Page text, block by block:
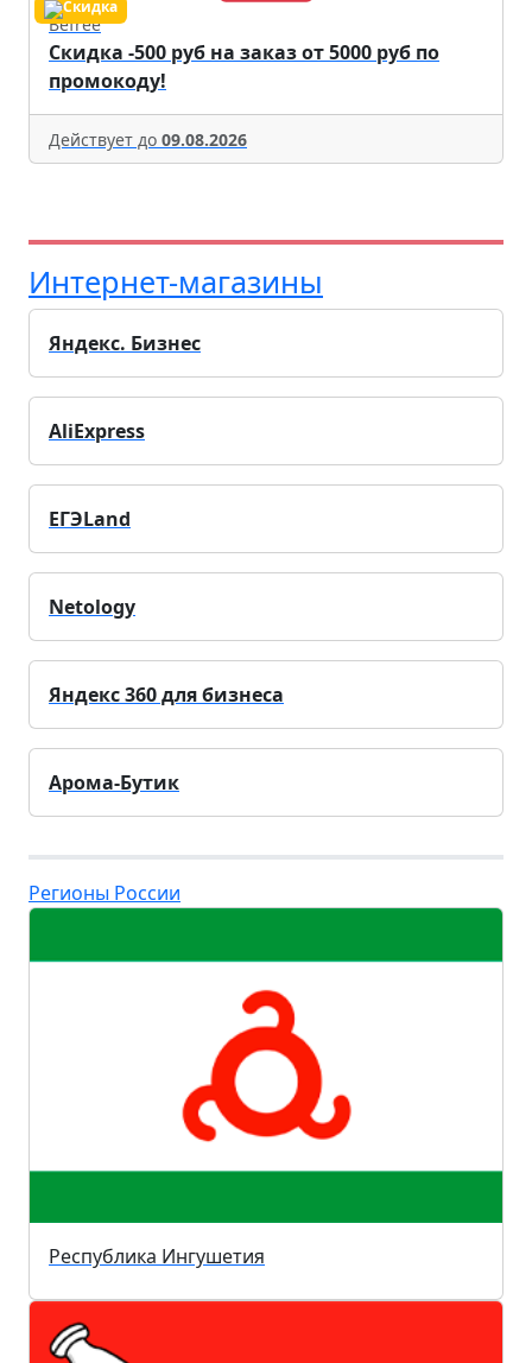
Befree
Скидка -500 руб на заказ от 5000 руб по
промокоду!
Действует до 09.08.2026
Интернет-магазины
Яндекс. Бизнес
AliExpress
ЕГЭLand
Netology
Яндекс 360 для бизнеса
Арома-Бутик
Регионы России
Республика Ингушетия